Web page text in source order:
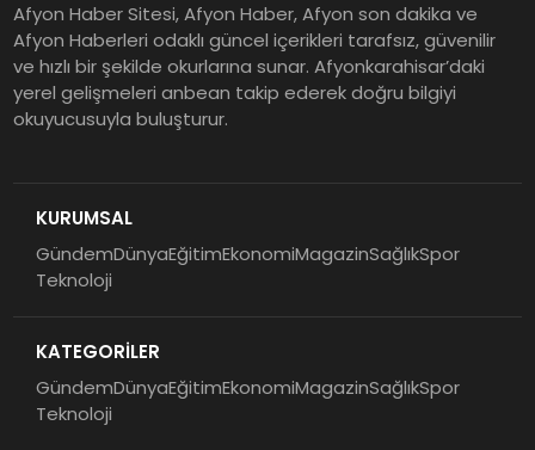
Afyon Haber Sitesi, Afyon Haber, Afyon son dakika ve
Afyon Haberleri odaklı güncel içerikleri tarafsız, güvenilir
ve hızlı bir şekilde okurlarına sunar. Afyonkarahisar’daki
yerel gelişmeleri anbean takip ederek doğru bilgiyi
okuyucusuyla buluşturur.
KURUMSAL
GündemDünyaEğitimEkonomiMagazinSağlıkSpor
Teknoloji
KATEGORİLER
GündemDünyaEğitimEkonomiMagazinSağlıkSpor
Teknoloji